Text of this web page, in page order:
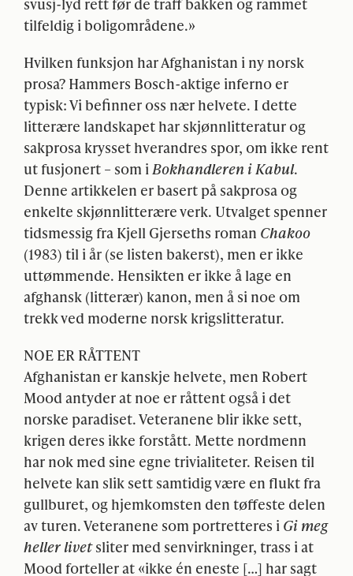
tilfeldig i boligområdene.»
Hvilken funksjon har Afghanistan i ny norsk
prosa? Hammers Bosch-aktige inferno er
typisk: Vi befinner oss nær helvete. I dette
litterære landskapet har skjønnlitteratur og
sakprosa krysset hverandres spor, om ikke rent
ut fusjonert – som i Bokhandleren i Kabul.
Denne artikkelen er basert på sakprosa og
enkelte skjønnlitterære verk. Utvalget spenner
tidsmessig fra Kjell Gjerseths roman Chakoo
(1983) til i år (se listen bakerst), men er ikke
uttømmende. Hensikten er ikke å lage en
afghansk (litterær) kanon, men å si noe om
trekk ved moderne norsk krigslitteratur.
NOE ER RÅTTENT
Afghanistan er kanskje helvete, men Robert
Mood antyder at noe er råttent også i det
norske paradiset. Veteranene blir ikke sett,
krigen deres ikke forstått. Mette nordmenn
har nok med sine egne trivialiteter. Reisen til
helvete kan slik sett samtidig være en flukt fra
gullburet, og hjemkomsten den tøffeste delen
av turen. Veteranene som portretteres i Gi meg
heller livetsliter med senvirkninger, trass i at
Mood forteller at «ikke én eneste […] har sagt